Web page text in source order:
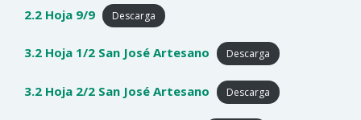
2.2 Hoja 9/9 Descarga
3.2 Hoja 1/2 San José Artesano Descarga
3.2 Hoja 2/2 San José Artesano Descarga